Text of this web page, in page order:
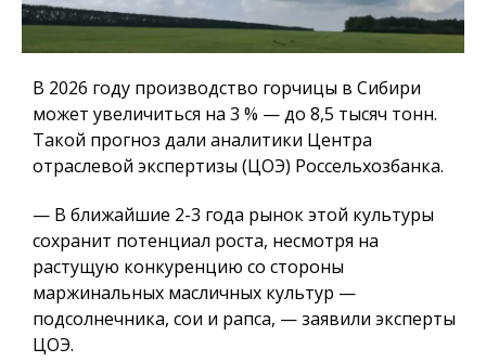
В 2026 году производство горчицы в Сибири
может увеличиться на 3 % — до 8,5 тысяч тонн.
Такой прогноз дали аналитики Центра
отраслевой экспертизы (ЦОЭ) Россельхозбанка.
— В ближайшие 2-3 года рынок этой культуры
сохранит потенциал роста, несмотря на
растущую конкуренцию со стороны
маржинальных масличных культур —
подсолнечника, сои и рапса, — заявили эксперты
ЦОЭ.